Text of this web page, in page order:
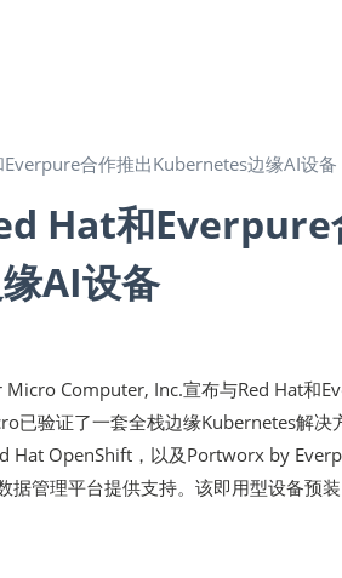
合作推出Kubernetes边缘AI设备
Hat和Everpure
AI设备
Computer, Inc.宣布与Red Hat和
已验证了一套全栈边缘Kubernetes解决
Hat OpenShift，以及Portworx by
据管理平台提供支持。该即用型设备预